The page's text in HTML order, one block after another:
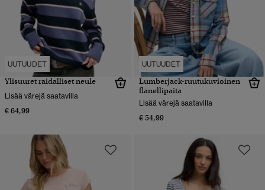
UUTUUDET
Ylisuuret raidalliset neule
Lisää värejä saatavilla
€ 64,99
UUTUUDET
Lumberjack-ruutukuvioinen
flanellipaita
Lisää värejä saatavilla
€ 54,99